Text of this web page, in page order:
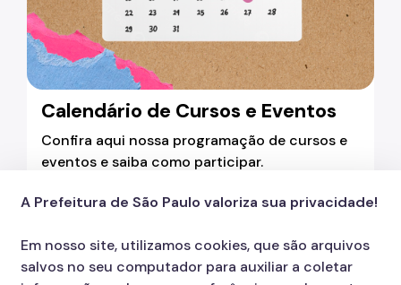
Calendário de Cursos e Eventos
Confira aqui nossa programação de cursos e
eventos e saiba como participar.
Fazenda Educação Fiscal e Cidadania
A Prefeitura de São Paulo valoriza sua privacidade!
Em nosso site, utilizamos cookies, que são arquivos
salvos no seu computador para auxiliar a coletar